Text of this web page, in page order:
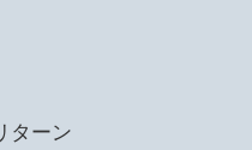
ターン